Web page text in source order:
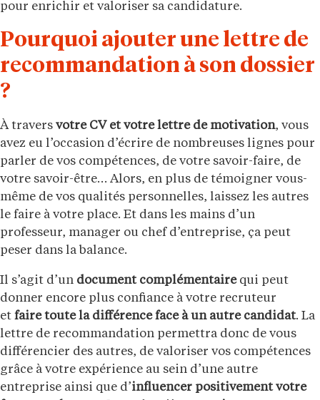
pour enrichir et valoriser sa candidature.
Pourquoi ajouter une lettre de
recommandation à son dossier
?
À travers votre CV et votre lettre de motivation, vous
avez eu l’occasion d’écrire de nombreuses lignes pour
parler de vos compétences, de votre savoir-faire, de
votre savoir-être… Alors, en plus de témoigner vous-
même de vos qualités personnelles, laissez les autres
le faire à votre place. Et dans les mains d’un
professeur, manager ou chef d’entreprise, ça peut
peser dans la balance.
Il s’agit d’un document complémentaire qui peut
donner encore plus confiance à votre recruteur
et faire toute la différence face à un autre candidat. La
lettre de recommandation permettra donc de vous
différencier des autres, de valoriser vos compétences
grâce à votre expérience au sein d’une autre
entreprise ainsi que d’influencer positivement votre